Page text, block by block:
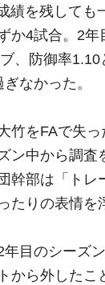
績を残しても
か4試合。2年
、防御率
なかった。
竹をFAで失っ
ン中から調査
幹部は「トレ
たりの表情を
目のシーズ
から外したこ